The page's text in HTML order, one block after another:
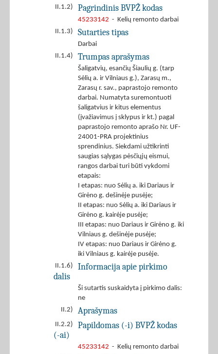
II.1.2)
Pagrindinis BVPŽ kodas
45233142 - Kelių remonto darbai
II.1.3)
Sutarties tipas
Darbai
II.1.4)
Trumpas aprašymas
Šaligatvių, esančių Šiaulių g. (tarp
Sėlių a. ir Vilniaus g.), Zarasų m.,
Zarasų r. sav., paprastojo remonto
darbai. Numatyta suremontuoti
šaligatvius ir kitus elementus
(įvažiavimus į sklypus ir kt.) pagal
paprastojo remonto aprašo Nr. UF-
24001-PRA projektinius
sprendinius. Siekdami užtikrinti
saugias sąlygas pėsčiųjų eismui,
rangos darbai turi būti vykdomi
etapais:
I etapas: nuo Sėlių a. iki Dariaus ir
Girėno g. dešinėje pusėje;
II etapas: nuo Sėlių a. iki Dariaus ir
Girėno g. kairėje pusėje;
III etapas: nuo Dariaus ir Girėno g. iki
Vilniaus g. dešinėje pusėje;
IV etapas: nuo Dariaus ir Girėno g.
iki Vilniaus g. kairėje pusėje.
II.1.6)
Informacija apie pirkimo
dalis
Ši sutartis suskaidyta į pirkimo dalis:
ne
II.2)
Aprašymas
II.2.2)
Papildomas (-i) BVPŽ kodas
(-ai)
45233142 - Kelių remonto darbai